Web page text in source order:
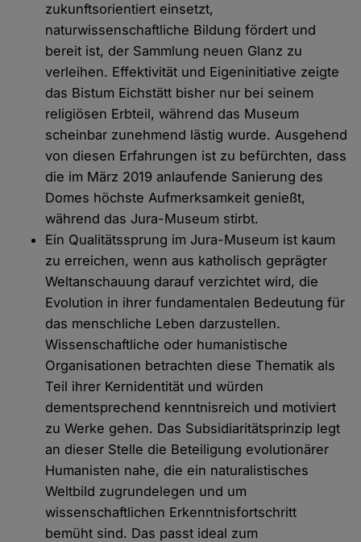
zukunftsorientiert einsetzt,
naturwissenschaftliche Bildung fördert und
bereit ist, der Sammlung neuen Glanz zu
verleihen. Effektivität und Eigeninitiative zeigte
das Bistum Eichstätt bisher nur bei seinem
religiösen Erbteil, während das Museum
scheinbar zunehmend lästig wurde. Ausgehend
von diesen Erfahrungen ist zu befürchten, dass
die im März 2019 anlaufende Sanierung des
Domes höchste Aufmerksamkeit genießt,
während das Jura-Museum stirbt.
Ein Qualitätssprung im Jura-Museum ist kaum
zu erreichen, wenn aus katholisch geprägter
Weltanschauung darauf verzichtet wird, die
Evolution in ihrer fundamentalen Bedeutung für
das menschliche Leben darzustellen.
Wissenschaftliche oder humanistische
Organisationen betrachten diese Thematik als
Teil ihrer Kernidentität und würden
dementsprechend kenntnisreich und motiviert
zu Werke gehen. Das Subsidiaritätsprinzip legt
an dieser Stelle die Beteiligung evolutionärer
Humanisten nahe, die ein naturalistisches
Weltbild zugrundelegen und um
wissenschaftlichen Erkenntnisfortschritt
bemüht sind. Das passt ideal zum